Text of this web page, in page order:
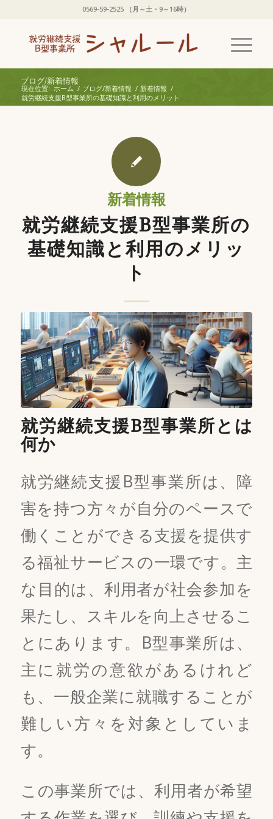
0569-59-2525 （月～土・9～16時）
ブログ/新着情報
現在位置: ホーム / ブログ/新着情報 / 新着情報 /
就労継続支援B型事業所の基礎知識と利用のメリット
新着情報
就労継続支援B型事業所の
基礎知識と利用のメリッ
ト
就労継続支援B型事業所とは
何か
就労継続支援B型事業所は、障
害を持つ方々が自分のペースで
働くことができる支援を提供す
る福祉サービスの一環です。主
な目的は、利用者が社会参加を
果たし、スキルを向上させるこ
とにあります。B型事業所は、
主に就労の意欲があるけれど
も、一般企業に就職することが
難しい方々を対象としていま
す。
この事業所では、利用者が希望